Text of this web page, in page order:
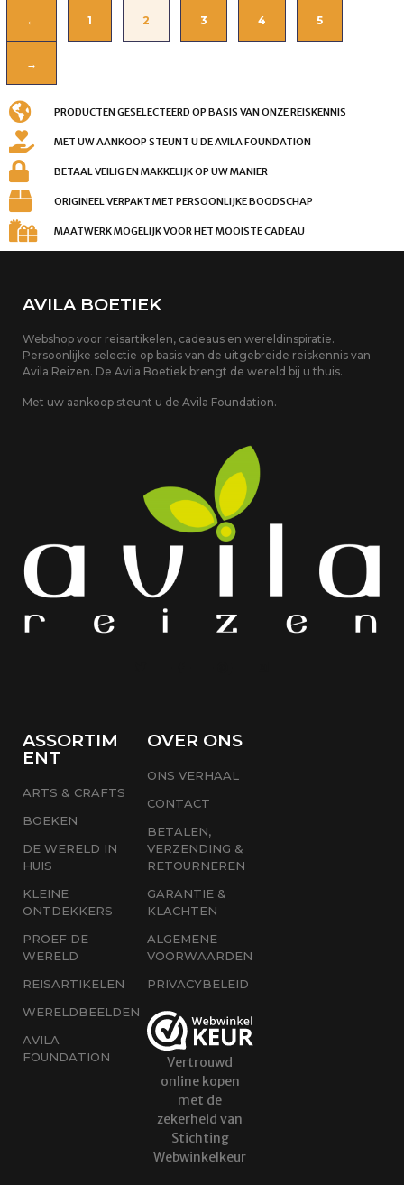
← 1 2 3 4 5
→
PRODUCTEN GESELECTEERD OP BASIS VAN ONZE REISKENNIS
MET UW AANKOOP STEUNT U DE AVILA FOUNDATION
BETAAL VEILIG EN MAKKELIJK OP UW MANIER
ORIGINEEL VERPAKT MET PERSOONLIJKE BOODSCHAP
MAATWERK MOGELIJK VOOR HET MOOISTE CADEAU
AVILA BOETIEK
Webshop voor reisartikelen, cadeaus en wereldinspiratie.
Persoonlijke selectie op basis van de uitgebreide reiskennis van
Avila Reizen. De Avila Boetiek brengt de wereld bij u thuis.
Met uw aankoop steunt u de Avila Foundation.
ASSORTIM
ENT
ARTS & CRAFTS
BOEKEN
DE WERELD IN
HUIS
KLEINE
ONTDEKKERS
PROEF DE
WERELD
REISARTIKELEN
WERELDBEELDEN
AVILA
FOUNDATION
OVER ONS
ONS VERHAAL
CONTACT
BETALEN,
VERZENDING &
RETOURNEREN
GARANTIE &
KLACHTEN
ALGEMENE
VOORWAARDEN
PRIVACYBELEID
Vertrouwd
online kopen
met de
zekerheid van
Stichting
Webwinkelkeur